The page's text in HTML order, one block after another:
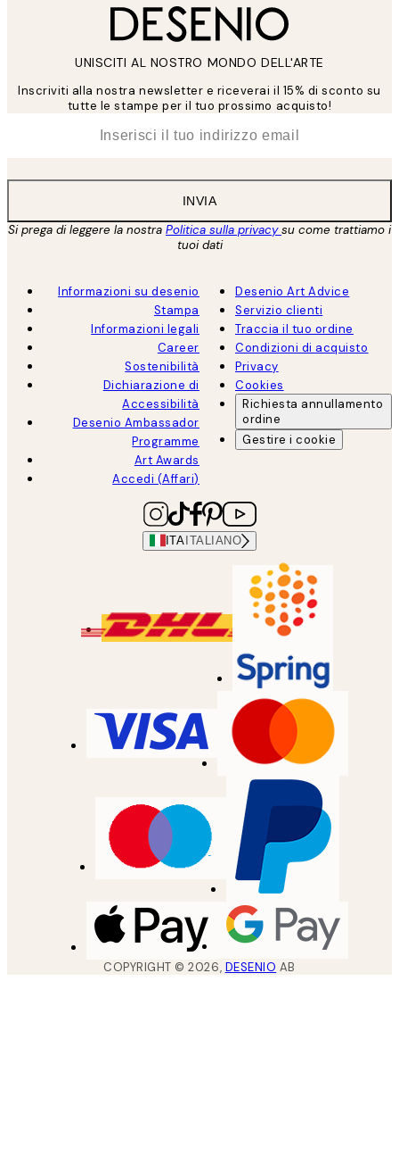
UNISCITI AL NOSTRO MONDO DELL'ARTE
Inscriviti alla nostra newsletter e riceverai il 15% di sconto su
tutte le stampe per il tuo prossimo acquisto!
INVIA
Si prega di leggere la nostra Politica sulla privacysu come trattiamo i
tuoi dati
Informazioni su desenio
Stampa
Informazioni legali
Career
Sostenibilità
Dichiarazione di
Accessibilità
Desenio Ambassador
Programme
Art Awards
Accedi (Affari)
Desenio Art Advice
Servizio clienti
Traccia il tuo ordine
Condizioni di acquisto
Privacy
Cookies
Richiesta annullamento
ordine
Gestire i cookie
ITA ITALIANO
COPYRIGHT ©2026, DESENIO AB